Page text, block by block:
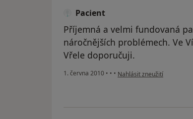
Pacient
Příjemná a velmi fundovaná
náročnějších problémech. Ve
Vřele doporučuji.
1. června 2010 • • • podle názoru uživatele
Nahlásit zneužití